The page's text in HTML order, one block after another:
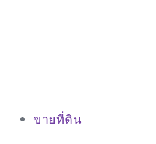
ขายที่ดิน